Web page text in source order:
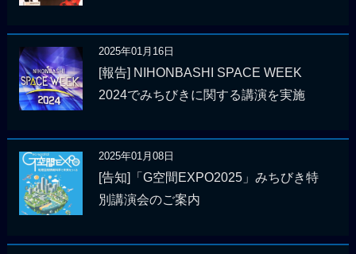
2025年01月16日
[報告] NIHONBASHI SPACE WEEK
2024でみちびきに関する講演を実施
2025年01月08日
[告知]「G空間EXPO2025」みちびき特
別講演会のご案内